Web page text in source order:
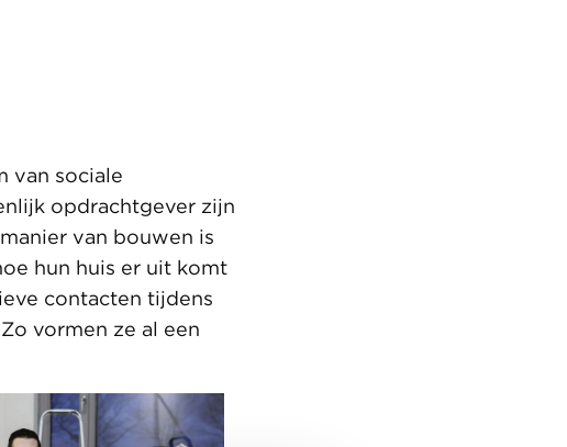
van sociale
opdrachtgever zijn
van bouwen is
hun huis er uit komt
contacten tijdens
vormen ze al een